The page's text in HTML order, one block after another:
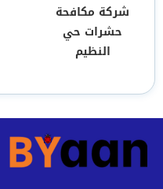
شركة مكافحة
حشرات حي
النظيم